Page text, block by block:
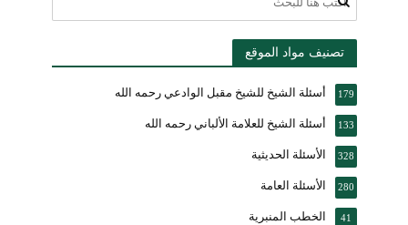
تصنيف مواد الموقع
أسئلة الشيخ للشيخ مقبل الوادعي رحمه الله 179
أسئلة الشيخ للعلامة الألباني رحمه الله 133
الأسئلة الحديثية 328
الأسئلة العامة 280
الخطب المنبرية 41